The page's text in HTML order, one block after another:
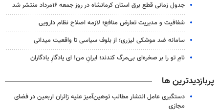
جدول زمانی قطع برق استان کرمانشاه در روز جمعه ۱۶مرداد منتشر شد
شفافیت و مدیریت تعارض منافع؛ لازمه اصلاح نظام دارویی
سامانه ضد موشکی لیزری؛ از بلوف سیاسی تا واقعیت میدانی
نامِ تو را بر صخره‌ای بی‌مرگ کندند؛ ایرانِ من! ای یادگارِ یادگاران
پربازدیدترین ها
دستگیری عامل انتشار مطالب توهین‌آمیز علیه زائران اربعین در فضای
مجازی